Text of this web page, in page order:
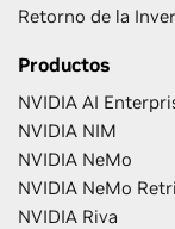
Retorno de la
Productos
NVIDIA AI
NVIDIA NIM
NVIDIA NeMo
NVIDIA NeMo
NVIDIA Riva